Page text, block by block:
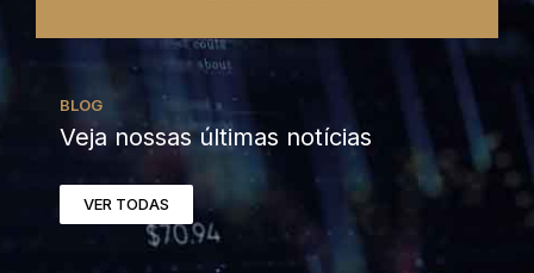
BLOG
Veja nossas últimas notícias
VER TODAS